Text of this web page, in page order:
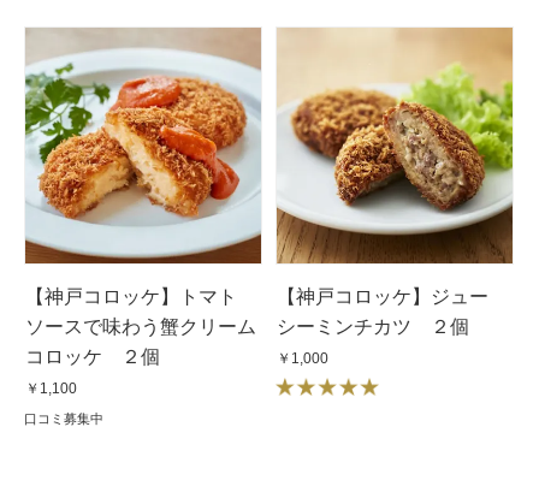
【神戸コロッケ】トマト
ソースで味わう蟹クリーム
コロッケ ２個
￥1,100
口コミ募集中
【神戸コロッケ】ジュー
シーミンチカツ ２個
￥1,000